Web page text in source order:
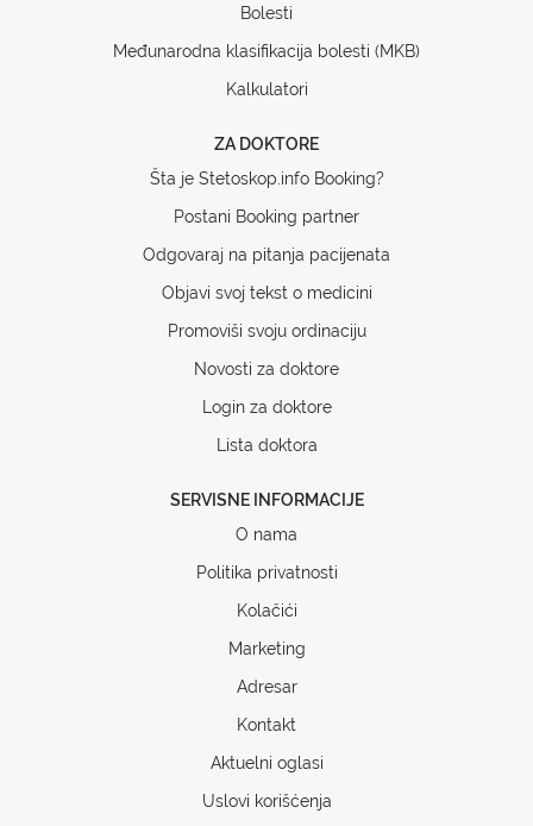
Bolesti
Međunarodna klasifikacija bolesti (MKB)
Kalkulatori
ZA DOKTORE
Šta je Stetoskop.info Booking?
Postani Booking partner
Odgovaraj na pitanja pacijenata
Objavi svoj tekst o medicini
Promoviši svoju ordinaciju
Novosti za doktore
Login za doktore
Lista doktora
SERVISNE INFORMACIJE
O nama
Politika privatnosti
Kolačići
Marketing
Adresar
Kontakt
Aktuelni oglasi
Uslovi korišćenja